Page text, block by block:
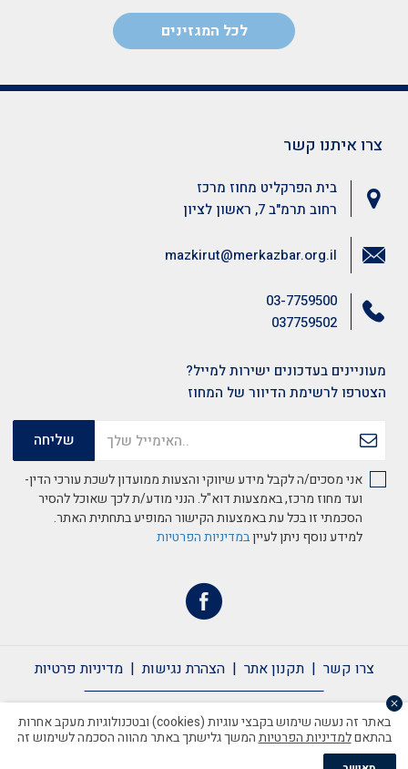
לכל המגזינים
צרו איתנו קשר
בית הפרקליט מחוז מרכז
רחוב תרמ"ב 7, ראשון לציון
03-7759500
037759502
mazkirut@merkazbar.org.il
מעוניינים בעדכונים ישירות למייל?
הצטרפו לרשימת הדיוור של המחוז
אני מסכים/ה לקבל מידע שיווקי והצעות ממועדון לשכת עורכי הדין-
ועד מחוז מרכז, באמצעות דוא"ל. הנני מודע/ת לכך שאוכל להסיר
הסכמתי זו בכל עת באמצעות הקישור המופיע בתחתית האתר.
למידע נוסף ניתן לעייןבמדיניות הפרטיות
צרו קשר תקנון אתר הצהרת נגישות מדיניות פרטיות
כל הזכויות שמורות לשכת עורכי הדין ©2020
צרו קשר תקנון אתר הצהרת נגישות מדיניות פרטיות
באתר זה נעשה שימוש בקבצי עוגיות (cookies) ובטכנולוגיות מעקב אחרות
בהתאםלמדיניות הפרטיותהמשך גלישתך באתר מהווה הסכמה לשימוש זה